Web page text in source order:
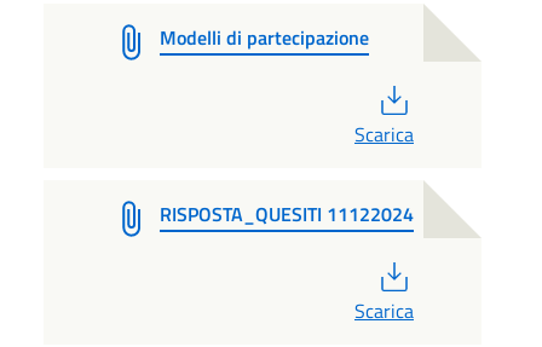
Modelli di partecipazione
Scarica
RISPOSTA_QUESITI 11122024
Scarica